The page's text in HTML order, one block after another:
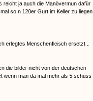
reicht ja auch die Manövermun dafür
so n 120er Gurt im Keller zu liegen
erlegtes Menschenfleisch ersetzt...
die bilder nicht von der deutschen
wenn man da mal mehr als 5 schuss